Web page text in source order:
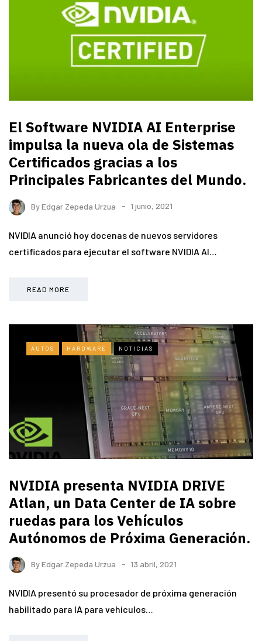
El Software NVIDIA AI Enterprise
impulsa la nueva ola de Sistemas
Certificados gracias a los
Principales Fabricantes del Mundo.
ByEdgar Zepeda Urzua 1 junio, 2021
NVIDIA anunció hoy docenas de nuevos servidores
certificados para ejecutar el software NVIDIA AI…
READ MORE
AUTOS HARDWARE NOTICIAS
NVIDIA presenta NVIDIA DRIVE
Atlan, un Data Center de IA sobre
ruedas para los Vehículos
Autónomos de Próxima Generación.
ByEdgar Zepeda Urzua 13 abril, 2021
NVIDIA presentó su procesador de próxima generación
habilitado para IA para vehículos…